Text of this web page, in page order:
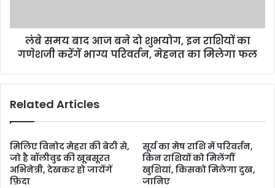
लंबे समय बाद आज बने दो शुभयोग, इन राशियों का
गणेशजी करेंगें भाग्य परिवर्तन, मेहनत का मिलेगा फल
Related Articles
मिलिए विनोद मेहरा की बेटी से,
जो है बॉलीवुड की खूबसूरत
अभिनेत्री, देखकर हो जायेंगें
फ़िदा
सूर्य का मेष राशि में परिवर्तन,
किन राशियों को मिलेंगीं
खुशियां, किसको मिलेगा दुख,
जानिए